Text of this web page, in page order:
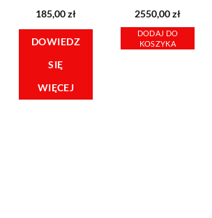
185,00zł
DOWIEDZ
SIĘ
WIĘCEJ
2550,00zł
DODAJ DO
KOSZYKA